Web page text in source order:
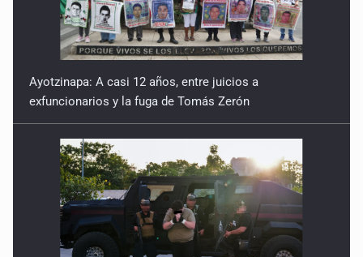
Ayotzinapa: A casi 12 años, entre juicios a
exfuncionarios y la fuga de Tomás Zerón